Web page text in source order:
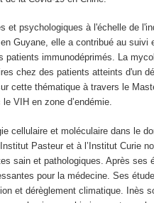
psychologiques à l'échelle de
Guyane, elle a contribué au
immunodéprimés. La
chez des patients atteints d'un
cette thématique à travers le
VIH en zone d’endémie.
cellulaire et moléculaire dans le
Pasteur et à l’Institut Curie
sain et pathologiques. Après ses
pour la médecine. Ses
et dérèglement climatique. Inès